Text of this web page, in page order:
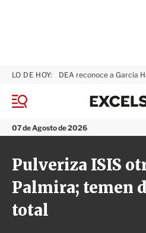
M
n
ú
07 de Agosto de 2026
LO DE HOY: DEA reconoce a García
Pulveriza ISIS
Palmira; temen
total